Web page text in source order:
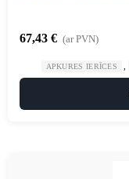
67,43 € (ar PVN)
APKURES IERĪCES